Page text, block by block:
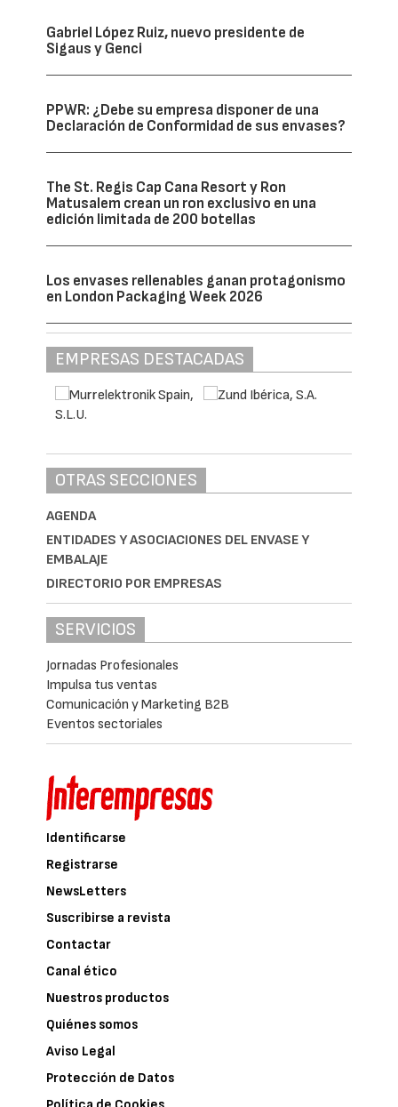
Gabriel López Ruiz, nuevo presidente de
Sigaus y Genci
PPWR: ¿Debe su empresa disponer de una
Declaración de Conformidad de sus envases?
The St. Regis Cap Cana Resort y Ron
Matusalem crean un ron exclusivo en una
edición limitada de 200 botellas
Los envases rellenables ganan protagonismo
en London Packaging Week 2026
EMPRESAS DESTACADAS
OTRAS SECCIONES
AGENDA
ENTIDADES Y ASOCIACIONES DEL ENVASE Y
EMBALAJE
DIRECTORIO POR EMPRESAS
SERVICIOS
Jornadas Profesionales
Impulsa tus ventas
Comunicación y Marketing B2B
Eventos sectoriales
Identificarse
Registrarse
NewsLetters
Suscribirse a revista
Contactar
Canal ético
Nuestros productos
Quiénes somos
Aviso Legal
Protección de Datos